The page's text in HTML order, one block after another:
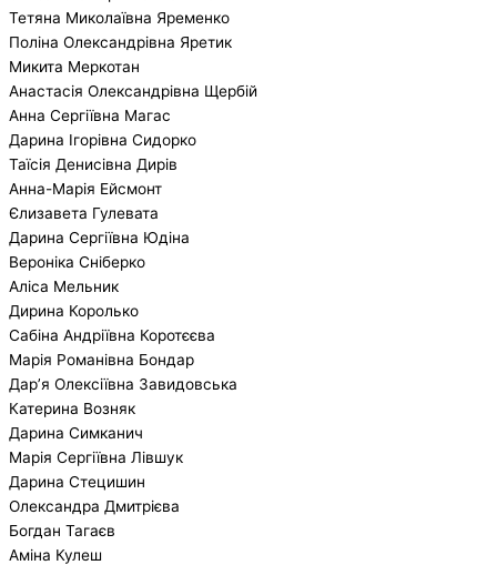
Тетяна Миколаївна Яременко
Поліна Олександрівна Яретик
Микита Меркотан
Анастасія Олександрівна Щербій
Анна Сергіївна Магас
Дарина Ігорівна Сидорко
Таїсія Денисівна Дирів
Анна-Марія Ейсмонт
Єлизавета Гулевата
Дарина Сергіївна Юдіна
Вероніка Сніберко
Аліса Мельник
Дирина Королько
Сабіна Андріївна Коротєєва
Марія Романівна Бондар
Дар’я Олексіївна Завидовська
Катерина Возняк
Дарина Симканич
Марія Сергіївна Лівшук
Дарина Стецишин
Олександра Дмитрієва
Богдан Тагаєв
Аміна Кулеш